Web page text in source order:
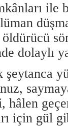
ile
dolaylı
şeytanca
için gül